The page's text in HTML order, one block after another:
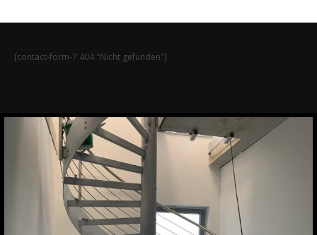
[contact-form-7 404 "Nicht gefunden"]